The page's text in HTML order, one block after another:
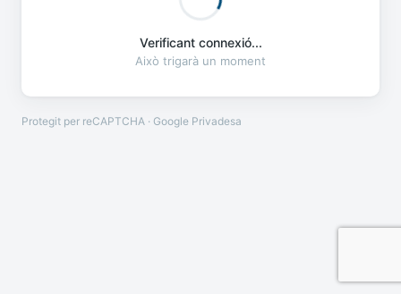
Verificant connexió...
Això trigarà un moment
Protegit per reCAPTCHA · Google Privadesa